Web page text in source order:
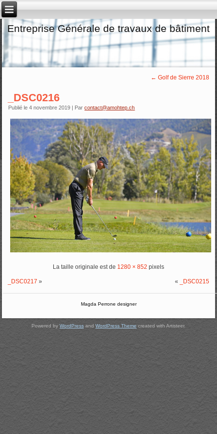
Entreprise Générale de travaux de bâtiment
← Golf de Sierre 2018
_DSC0216
Publié le 4 novembre 2019 | Par contact@amohtep.ch
La taille originale est de 1280 × 852 pixels
_DSC0217 » « _DSC0215
Magda Perrone designer
Powered by WordPress and WordPress Theme created with Artisteer.